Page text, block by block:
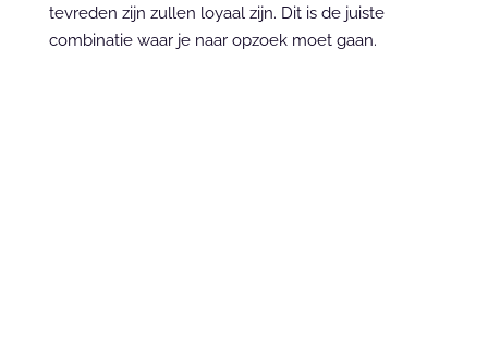
tevreden zijn zullen loyaal zijn. Dit is de juiste
combinatie waar je naar opzoek moet gaan.